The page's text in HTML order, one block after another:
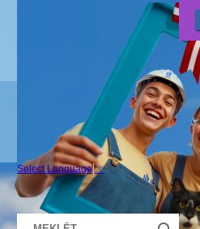
Select Language ▼